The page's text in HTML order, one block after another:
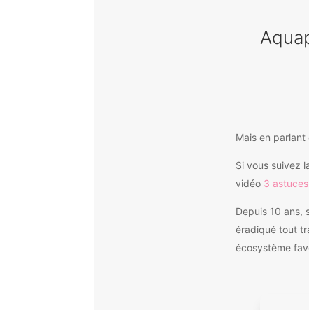
Mais en
Si vous suivez
vidéo 3
Depuis 10 ans,
éradiqué tout
écosystème